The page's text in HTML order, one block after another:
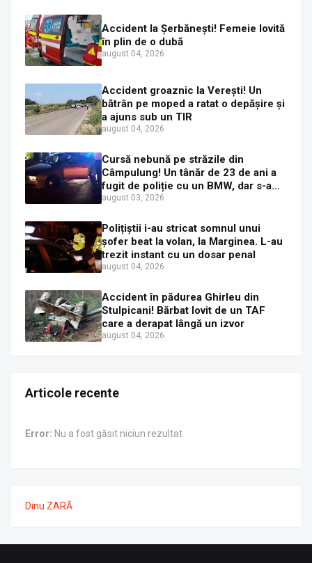
Accident la Șerbănești! Femeie lovită
în plin de o dubă
august 04, 2026
Accident groaznic la Verești! Un
bătrân pe moped a ratat o depășire și
a ajuns sub un TIR
august 04, 2026
Cursă nebună pe străzile din
Câmpulung! Un tânăr de 23 de ani a
fugit de poliție cu un BMW, dar s-a
oprit într-un gard de pe strada
august 03, 2026
Polițiștii i-au stricat somnul unui
șofer beat la volan, la Marginea. L-au
trezit instant cu un dosar penal
august 04, 2026
Accident în pădurea Ghirleu din
Stulpicani! Bărbat lovit de un TAF
care a derapat lângă un izvor
august 04, 2026
Articole recente
Error: Nu a fost găsit niciun rezultat
Dinu ZARĂ